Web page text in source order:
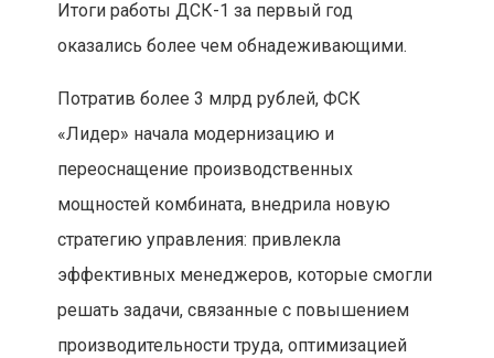
Итоги работы ДСК-1 за первый год
оказались более чем обнадеживающими.
Потратив более 3 млрд рублей, ФСК
«Лидер» начала модернизацию и
переоснащение производственных
мощностей комбината, внедрила новую
стратегию управления: привлекла
эффективных менеджеров, которые смогли
решать задачи, связанные с повышением
производительности труда, оптимизацией